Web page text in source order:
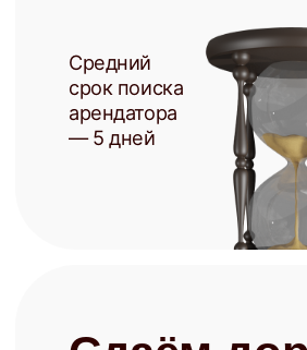
Заполняя форму, я соглашаюсь с
политикой конфиденциальности